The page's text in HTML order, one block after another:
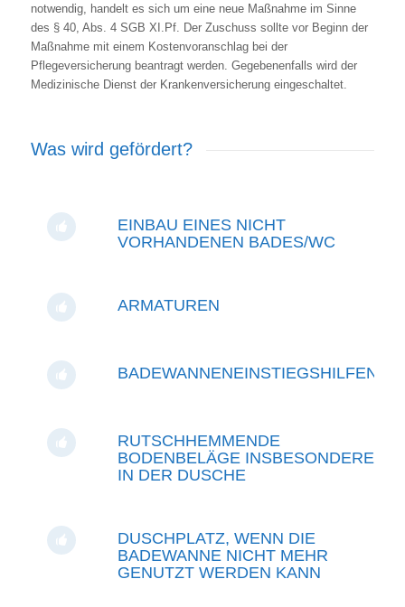
notwendig, handelt es sich um eine neue Maßnahme im Sinne
des § 40, Abs. 4 SGB XI.Pf. Der Zuschuss sollte vor Beginn der
Maßnahme mit einem Kostenvoranschlag bei der
Pflegeversicherung beantragt werden. Gegebenenfalls wird der
Medizinische Dienst der Krankenversicherung eingeschaltet.
Was wird gefördert?
EINBAU EINES NICHT
VORHANDENEN BADES/WC
ARMATUREN
BADEWANNENEINSTIEGSHILFEN
RUTSCHHEMMENDE
BODENBELÄGE INSBESONDERE
IN DER DUSCHE
DUSCHPLATZ, WENN DIE
BADEWANNE NICHT MEHR
GENUTZT WERDEN KANN